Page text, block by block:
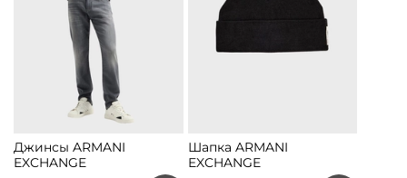
Джинсы ARMANI
EXCHANGE
Шапка ARMANI
EXCHANGE